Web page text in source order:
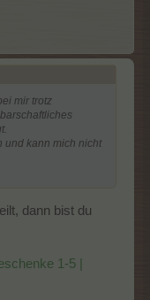
mir trotz
und kann mich nicht
dann bist du
1-5 |